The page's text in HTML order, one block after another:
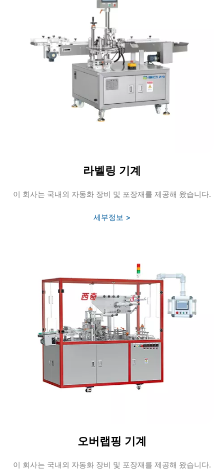
라벨링 기계
이 회사는 국내외 자동화 장비 및 포장재를 제공해 왔습니다.
세부정보 >
오버랩핑 기계
이 회사는 국내외 자동화 장비 및 포장재를 제공해 왔습니다.